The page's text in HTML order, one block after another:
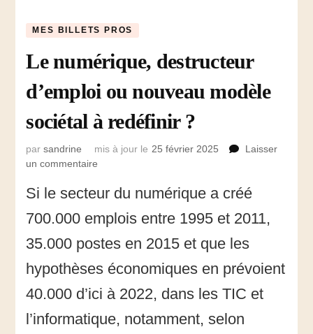
MES BILLETS PROS
Le numérique, destructeur
d’emploi ou nouveau modèle
sociétal à redéfinir ?
parsandrine mis à jour le 25 février 2025
Laisser
un commentaire
numérique,
d’emploi
ou
nouveau
modèle
à
?
Si le secteur du numérique a créé
700.000 emplois entre 1995 et 2011,
35.000 postes en 2015 et que les
hypothèses économiques en prévoient
40.000 d’ici à 2022, dans les TIC et
l’informatique, notamment, selon